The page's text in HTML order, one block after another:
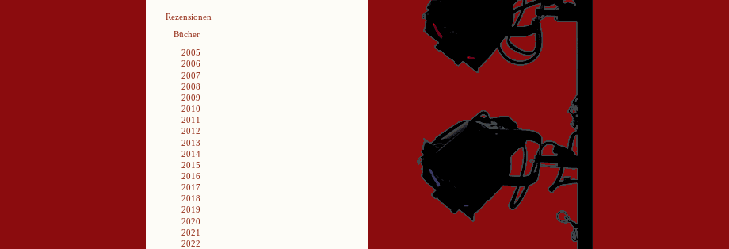
Rezensionen
Bücher
2005
2006
2007
2008
2009
2010
2011
2012
2013
2014
2015
2016
2017
2018
2019
2020
2021
2022